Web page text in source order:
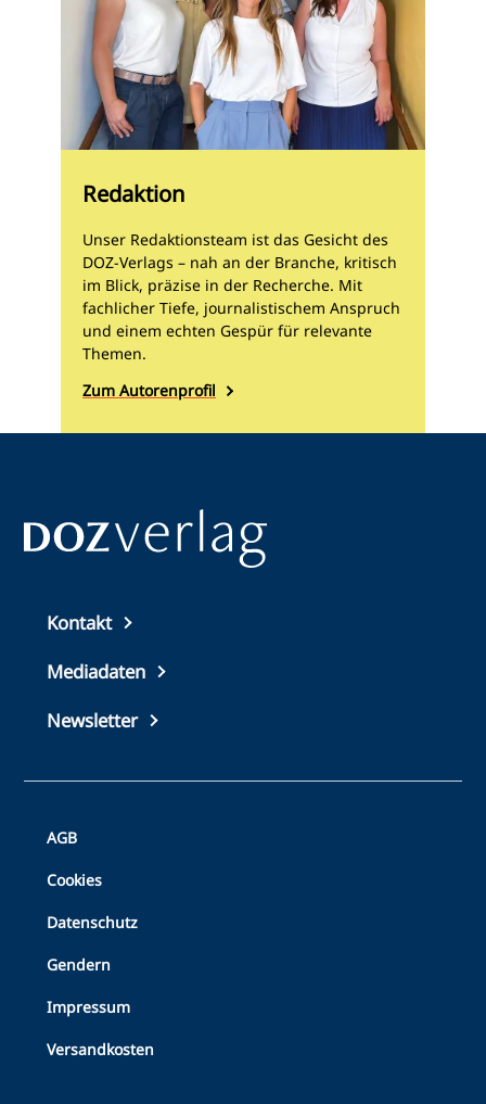
Redaktion
Unser Redaktionsteam ist das Gesicht des
DOZ-Verlags – nah an der Branche, kritisch
im Blick, präzise in der Recherche. Mit
fachlicher Tiefe, journalistischem Anspruch
und einem echten Gespür für relevante
Themen.
Zum Autorenprofil
Top
footer
Kontakt
Mediadaten
Newsletter
Bottom
Footer
AGB
Cookies
Datenschutz
Gendern
Impressum
Versandkosten